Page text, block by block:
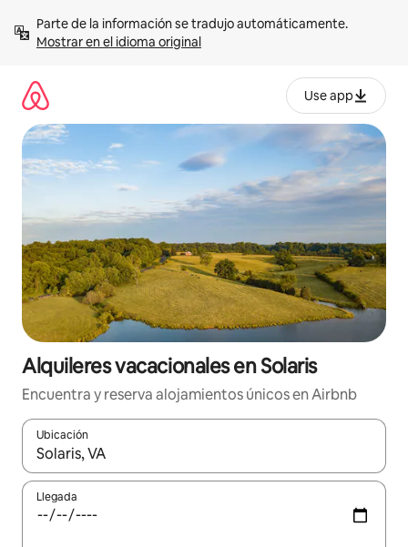
contenidoMostrar en el idioma original
Use app
Alquileres vacacionales en Solaris
Encuentra y reserva alojamientos únicos en Airbnb
Ubicación
Cuando los resultados estén disponibles, navega con las
Llegada